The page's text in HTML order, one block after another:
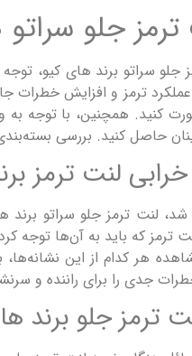
جلو
جلو سراتو برند های کیو،
ترمز و افزایش خطرات
کنید. همچنین، با توجه به
حاصل کنید. بررسی
لنت ترمز
لنت ترمز جلو سراتو برند
ترمز که باید به آن‌ها
هر کدام از این نشانه‌ها،
جدی را برای راننده و
ترمز جلو برند